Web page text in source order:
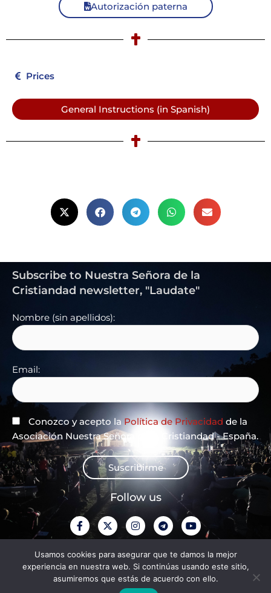
Autorización paterna
Prices
General Instructions (in Spanish)
Subscribe to Nuestra Señora de la
Cristiandad newsletter, "Laudate"
Nombre (sin apellidos):
Email:
Conozco y acepto la Política de Privacidad de la
Asociación Nuestra Señora de la Cristiandad - España.
Suscribirme
Follow us
F
a
c
e
b
o
o
X
-
t
i
t
t
I
n
s
a
g
r
a
T
e
l
g
r
a
Y
o
u
u
b
e
Privacy Policy
Aviso legal
Usamos cookies para asegurar que te damos la mejor
experiencia en nuestra web. Si continúas usando este sitio,
asumiremos que estás de acuerdo con ello.